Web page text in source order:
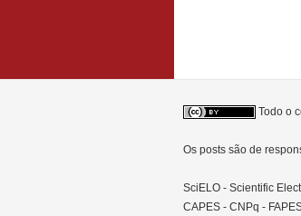
Todo o
Os posts são de
SciELO - Scientific
CAPES - CNPq -